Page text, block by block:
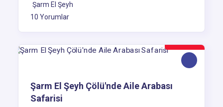
Şarm El Şeyh
10 Yorumlar
Şarm El Şeyh Çölü'nde Aile Arabası
Safarisi